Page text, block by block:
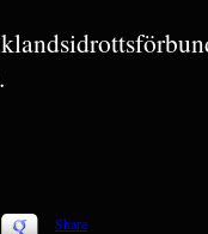
Share